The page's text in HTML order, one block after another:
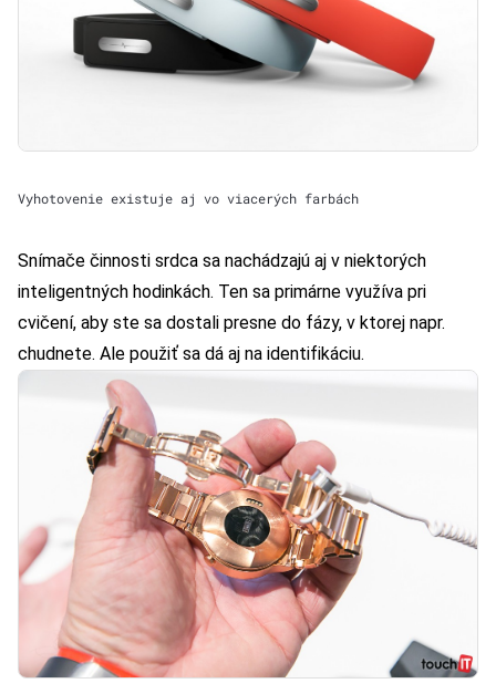
Vyhotovenie existuje aj vo viacerých farbách
Snímače činnosti srdca sa nachádzajú aj v niektorých
inteligentných hodinkách. Ten sa primárne využíva pri
cvičení, aby ste sa dostali presne do fázy, v ktorej napr.
chudnete. Ale použiť sa dá aj na identifikáciu.